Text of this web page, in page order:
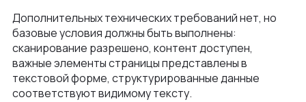
Дополнительных технических требований нет, но
базовые условия должны быть выполнены:
сканирование разрешено, контент доступен,
важные элементы страницы представлены в
текстовой форме, структурированные данные
соответствуют видимому тексту.